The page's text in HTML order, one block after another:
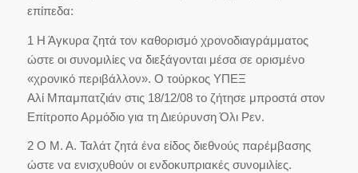
επίπεδα:
1 Η Άγκυρα ζητά τον καθορισμό χρονοδιαγράμματος
ώστε οι συνομιλίες να διεξάγονται μέσα σε ορισμένο
«χρονικό περιβάλλον». Ο τούρκος ΥΠΕΞ
Αλί Μπαμπατζιάν στις 18/12/08 το ζήτησε μπροστά στον
Επίτροπο Αρμόδιο για τη Διεύρυνση Όλι Ρεν.
2 Ο Μ. Α. Ταλάτ ζητά ένα είδος διεθνούς παρέμβασης
ώστε να ενισχυθούν οι ενδοκυπριακές συνομιλίες.